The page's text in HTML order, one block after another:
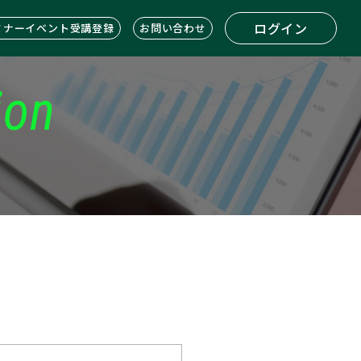
ナーイベント受講登録 お問い合わせ ログイン